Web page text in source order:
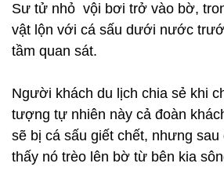
Sư tử nhỏ vội bơi trở vào bờ,
vật lộn với cá sấu dưới nước
tầm quan sát.
Người khách du lịch chia sẻ khi
tượng tự nhiên này cả đoàn
sẽ bị cá sấu giết chết, nhưng
thấy nó trèo lên bờ từ bên kia